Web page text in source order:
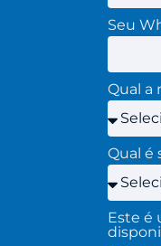
Seu
Qual a
Qual é
Este é